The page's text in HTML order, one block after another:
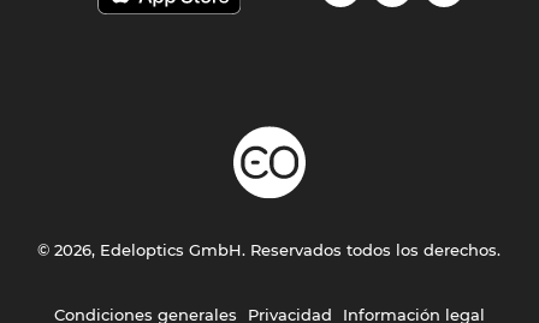
Condiciones generales Privacidad Información legal
© 2026, Edeloptics GmbH. Reservados todos los derechos.